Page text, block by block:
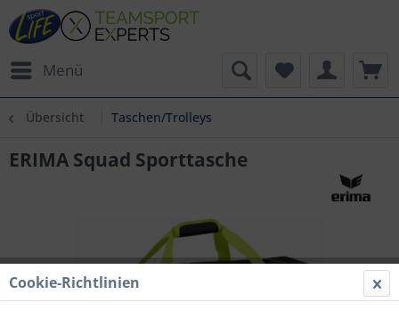
Menü
Übersicht Taschen/Trolleys
ERIMA Squad Sporttasche
Cookie-Richtlinien